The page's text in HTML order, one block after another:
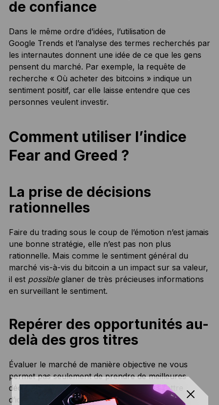
de confiance
Dans le même ordre d’idées, l’utilisation de
Google Trends et l’analyse des termes recherchés par
les internautes donnent une idée de ce que les gens
pensent du marché. Par exemple, la requête de
recherche « Où acheter des bitcoins » indique un
sentiment positif, car elle laisse entendre que ces
personnes veulent investir.
Comment utiliser l’indice
Fear and Greed ?
La prise de décisions
rationnelles
Faire du trading sous le coup de l’émotion n’est jamais
une bonne stratégie, elle n’est pas non plus
rationnelle. Mais comme le sentiment général du
marché vis-à-vis du bitcoin a un impact sur sa valeur,
il est possibleglaner de très précieuses informations
en surveillant le sentiment.
Repérer des opportunités au-
delà des gros titres
Évaluer le marché de manière objective ne vous
permet pas seulement de prendre de meilleures
décisions, mais peut également vous permettre
d’identifier des opportunités. Par exemple, une